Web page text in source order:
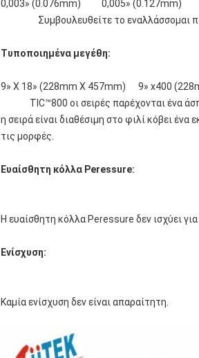
0,003» (0.076mm) 0,005» (0.127mm)
Συμβουλευθείτε το εναλλάσσομαι
Τυποποιημένα μεγέθη:
9» Χ 18» (228mm X 457mm) 9» x400
TIC™800 οι σειρές παρέχονται ένα
η σειρά είναι διαθέσιμη στο φιλί κόβει
τις μορφές.
Ευαίσθητη κόλλα Peressure:
Η ευαίσθητη κόλλα Peressure δεν ισχύει
Ενίσχυση:
Καμία ενίσχυση δεν είναι απαραίτητη.